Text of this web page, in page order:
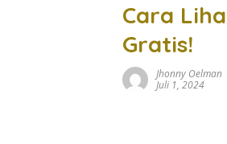
Cara
Gratis!
Jhonny Oelman
Juli 1, 2024